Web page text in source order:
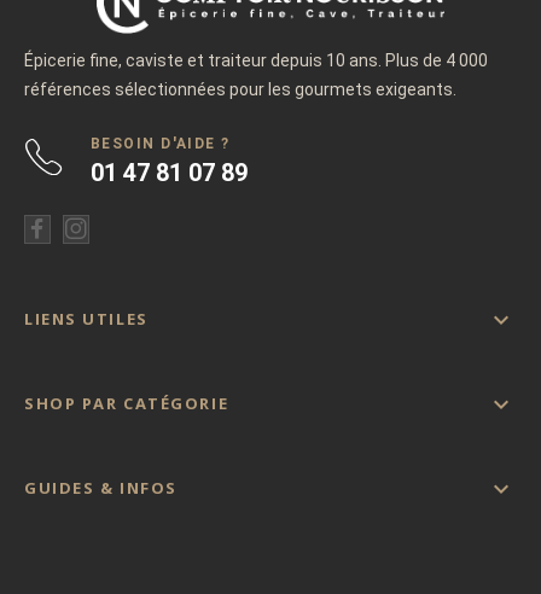
Épicerie fine, caviste et traiteur depuis 10 ans. Plus de 4 000
références sélectionnées pour les gourmets exigeants.
BESOIN D'AIDE ?
01 47 81 07 89
LIENS UTILES 
SHOP PAR CATÉGORIE 
GUIDES & INFOS 